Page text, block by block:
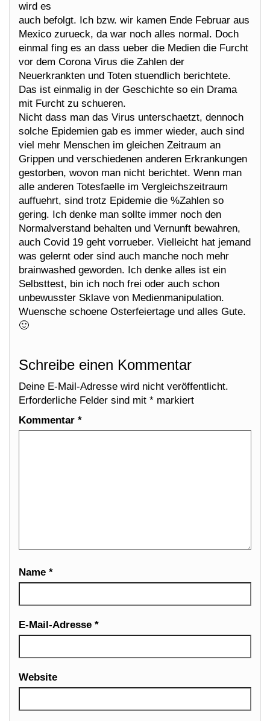
wird es
auch befolgt. Ich bzw. wir kamen Ende Februar aus
Mexico zurueck, da war noch alles normal. Doch
einmal fing es an dass ueber die Medien die Furcht
vor dem Corona Virus die Zahlen der
Neuerkrankten und Toten stuendlich berichtete.
Das ist einmalig in der Geschichte so ein Drama
mit Furcht zu schueren.
Nicht dass man das Virus unterschaetzt, dennoch
solche Epidemien gab es immer wieder, auch sind
viel mehr Menschen im gleichen Zeitraum an
Grippen und verschiedenen anderen Erkrankungen
gestorben, wovon man nicht berichtet. Wenn man
alle anderen Totesfaelle im Vergleichszeitraum
auffuehrt, sind trotz Epidemie die %Zahlen so
gering. Ich denke man sollte immer noch den
Normalverstand behalten und Vernunft bewahren,
auch Covid 19 geht vorrueber. Vielleicht hat jemand
was gelernt oder sind auch manche noch mehr
brainwashed geworden. Ich denke alles ist ein
Selbsttest, bin ich noch frei oder auch schon
unbewusster Sklave von Medienmanipulation.
Wuensche schoene Osterfeiertage und alles Gute.
🙂
Schreibe einen Kommentar
Deine E-Mail-Adresse wird nicht veröffentlicht.
Erforderliche Felder sind mit * markiert
Kommentar *
Name *
E-Mail-Adresse *
Website